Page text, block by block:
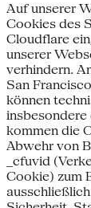
Auf unserer
Cookies des
Cloudflare
unserer
verhindern.
San
können
kommen die
Abwehr von
_cfuvid
Cookie) zum